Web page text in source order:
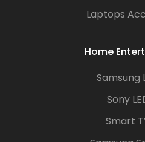
Laptops
Home
Samsung
Sony
Smart